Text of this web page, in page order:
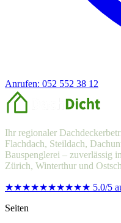
Anrufen: 052 552 38 12
Ihr regionaler
Flachdach, Steildach,
Bauspenglerei – zuverlässig
Zürich, Winterthur und
★★★★★★★★★★ 5.0/5
Seiten